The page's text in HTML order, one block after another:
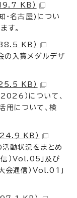
KB）
名古屋)につい
す。
KB）
の入賞メダルデザ
KB）
）について、
用について、検
KB）
動状況をまとめ
）Vol.05」及び
通信）Vol.01」